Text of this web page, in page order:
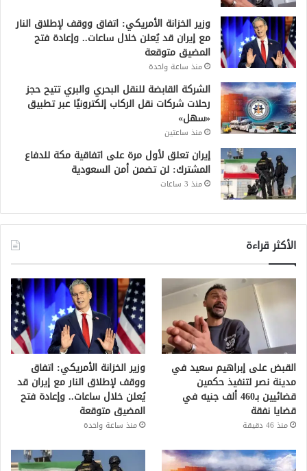
وزير الخزانة الأمريكي: اتفاق ووقف لإطلاق النار
مع إيران قد يُعلن خلال ساعات.. وإعادة فتح
المضيق متوقعة
منذ ساعة واحدة
الشركة القابضة للنقل البحري والبري تتيح حجز
رحلات شركات نقل الركاب إلكترونيًا عبر تطبيق
«سهل»
منذ ساعتين
إيران تعلق لأول مرة على اتفاقية مكة للدفاع
المشترك: لن تضمن أمن السعودية
منذ 3 ساعات
الأكثر قراءة
القبض على إبراهيم سعيد في
مدينة نصر لتنفيذ حكمين
قضائيين بـ460 ألف جنيه في
قضايا نفقة
منذ 46 دقيقة
وزير الخزانة الأمريكي: اتفاق
ووقف لإطلاق النار مع إيران قد
يُعلن خلال ساعات.. وإعادة فتح
المضيق متوقعة
منذ ساعة واحدة